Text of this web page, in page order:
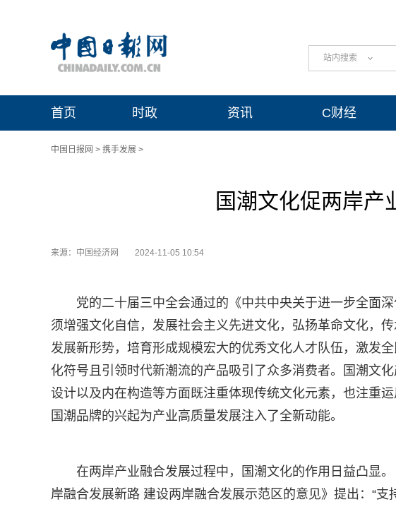
站内搜索
首页 时政 资讯 C财经
中国日报网 > 携手发展 >
国潮文化促两岸产
来源：中国经济网 2024-11-05 10:54
党的二十届三中全会通过的《中共中央关于进一步全面
须增强文化自信，发展社会主义先进文化，弘扬革命文化，
发展新形势，培育形成规模宏大的优秀文化人才队伍，激发
化符号且引领时代新潮流的产品吸引了众多消费者。国潮文
设计以及内在构造等方面既注重体现传统文化元素，也注重
国潮品牌的兴起为产业高质量发展注入了全新动能。
在两岸产业融合发展过程中，国潮文化的作用日益凸显
岸融合发展新路 建设两岸融合发展示范区的意见》提出：“